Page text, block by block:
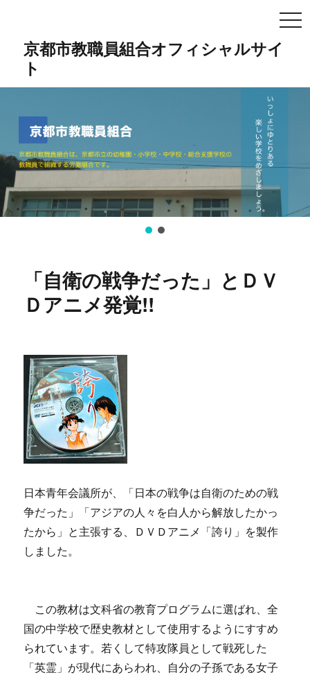
京都市教職員組合オフィシャルサイ
ト
「自衛の戦争だった」とＤＶ
Ｄアニメ発覚!!
日本青年会議所が、「日本の戦争は自衛のための戦
争だった」「アジアの人々を白人から解放したかっ
たから」と主張する、ＤＶＤアニメ「誇り」を製作
しました。
この教材は文科省の教育プログラムに選ばれ、全
国の中学校で歴史教材として使用するようにすすめ
られています。若くして特攻隊員として戦死した
「英霊」が現代にあらわれ、自分の子孫である女子